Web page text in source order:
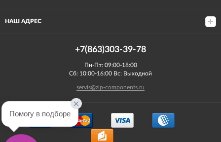
НАШ АДРЕС
+7(863)303-39-78
Пн-Пт: 09:00-18:00
Сб: 10:00-16:00 Вс: Выходной
servis@zip-components.ru
Помогу в подборе